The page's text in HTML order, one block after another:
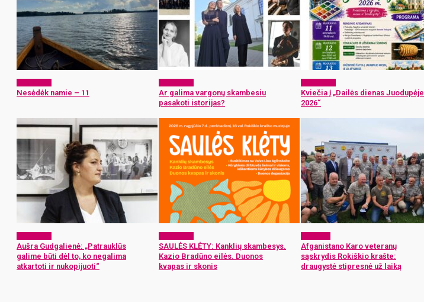
Nesėdėk namie – 11
Ar galima vargonų skambesiu
pasakoti istorijas?
Kviečia į „Dailės dienas Juodupėje
2026“
Aušra Gudgalienė: „Patrauklūs
galime būti dėl to, ko negalima
atkartoti ir nukopijuoti“
SAULĖS KLĖTY: Kanklių skambesys.
Kazio Bradūno eilės. Duonos
kvapas ir skonis
Afganistano Karo veteranų
sąskrydis Rokiškio krašte:
draugystė stipresnė už laiką